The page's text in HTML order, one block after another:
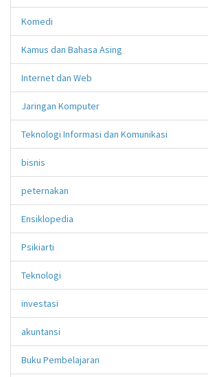
Komedi
Kamus dan Bahasa Asing
Internet dan Web
Jaringan Komputer
Teknologi Informasi dan Komunikasi
bisnis
peternakan
Ensiklopedia
Psikiarti
Teknologi
investasi
akuntansi
Buku Pembelajaran